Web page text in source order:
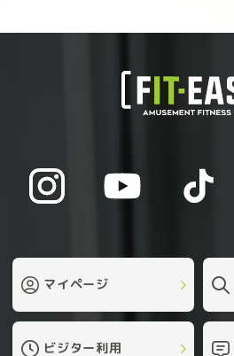
マイページ
ビジター利用